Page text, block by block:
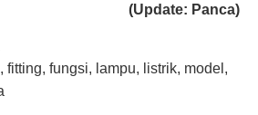
(Update: Panca)
fitting, fungsi, lampu, listrik, model,